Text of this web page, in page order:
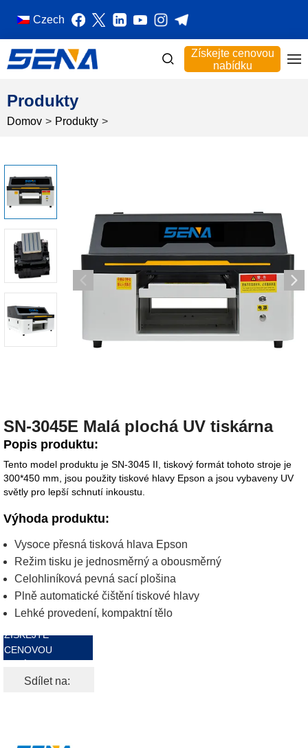
Czech
Získejte cenovou
nabídku
Produkty
Domov > Produkty >
SN-3045E Malá plochá UV tiskárna
Popis produktu:
Tento model produktu je SN-3045 II, tiskový formát tohoto stroje je
300*450 mm, jsou použity tiskové hlavy Epson a jsou vybaveny UV
světly pro lepší schnutí inkoustu.
Výhoda produktu:
Vysoce přesná tisková hlava Epson
Režim tisku je jednosměrný a obousměrný
Celohliníková pevná sací plošina
Plně automatické čištění tiskové hlavy
Lehké provedení, kompaktní tělo
ZÍSKEJTE
CENOVOU
Sdílet na: